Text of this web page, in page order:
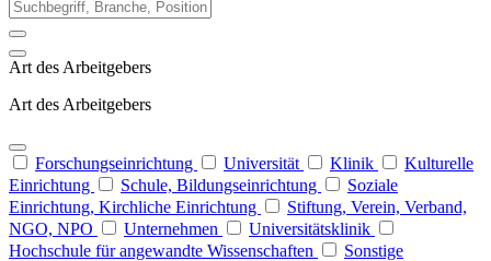
Art des Arbeitgebers
Art des Arbeitgebers
Forschungseinrichtung Universität Klinik
Kulturelle
Einrichtung
Schule, Bildungseinrichtung
Soziale
Einrichtung, Kirchliche Einrichtung
Stiftung, Verein, Verband,
NGO, NPO
Unternehmen
Universitätsklinik
Hochschule für angewandte Wissenschaften
Sonstige